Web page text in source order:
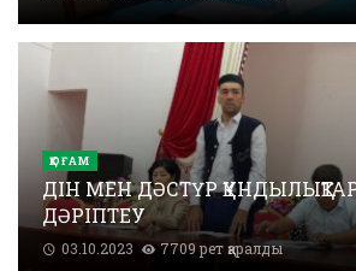
ҚОҒАМ
ДІН МЕН ДӘСТҮР
ДӘРІПТЕУ
03.10.2023 7709 рет қаралды